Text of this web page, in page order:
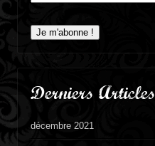
Derniers Articles
décembre 2021